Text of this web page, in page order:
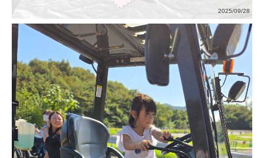
2025/09/28